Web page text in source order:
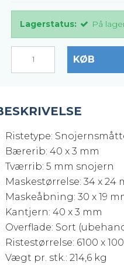
Lagerstatus: På
KØB
Ristetype:
Bærerib: 40 x 3 mm
Tværrib: 5 mm snojern
Maskestørrelse: 34 x 24
Maskeåbning: 30 x 19
Kantjern: 40 x 3 mm
Overflade: Sort
Ristestørrelse: 6100 x
Vægt pr. stk.: 214,6 kg